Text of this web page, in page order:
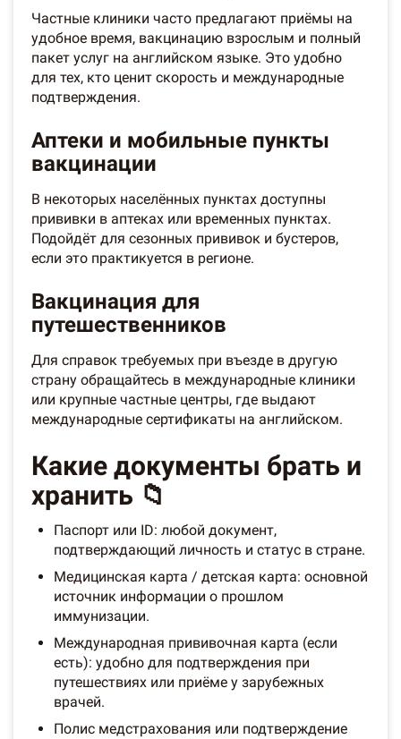
Частные клиники часто предлагают приёмы на
удобное время, вакцинацию взрослым и полный
пакет услуг на английском языке. Это удобно
для тех, кто ценит скорость и международные
подтверждения.
Аптеки и мобильные пункты
вакцинации
В некоторых населённых пунктах доступны
прививки в аптеках или временных пунктах.
Подойдёт для сезонных прививок и бустеров,
если это практикуется в регионе.
Вакцинация для
путешественников
Для справок требуемых при въезде в другую
страну обращайтесь в международные клиники
или крупные частные центры, где выдают
международные сертификаты на английском.
Какие документы брать и
хранить 📁
Паспорт или ID: любой документ,
подтверждающий личность и статус в стране.
Медицинская карта / детская карта: основной
источник информации о прошлом
иммунизации.
Международная прививочная карта (если
есть): удобно для подтверждения при
путешествиях или приёмe у зарубежных
врачей.
Полис медстрахования или подтверждение